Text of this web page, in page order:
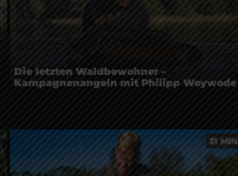
Die letzten Waldbewohner –
Kampagnenangeln mit Philipp Woywode
31 MIN